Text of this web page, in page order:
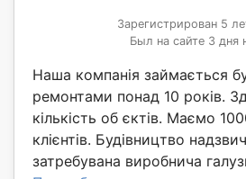
Зарегистрирован 5
Был на сайте 3 дня
Наша компанія займається
ремонтами понад 10 років.
кількість об єктів. Маємо
клієнтів. Будівництво
затребувана виробнича